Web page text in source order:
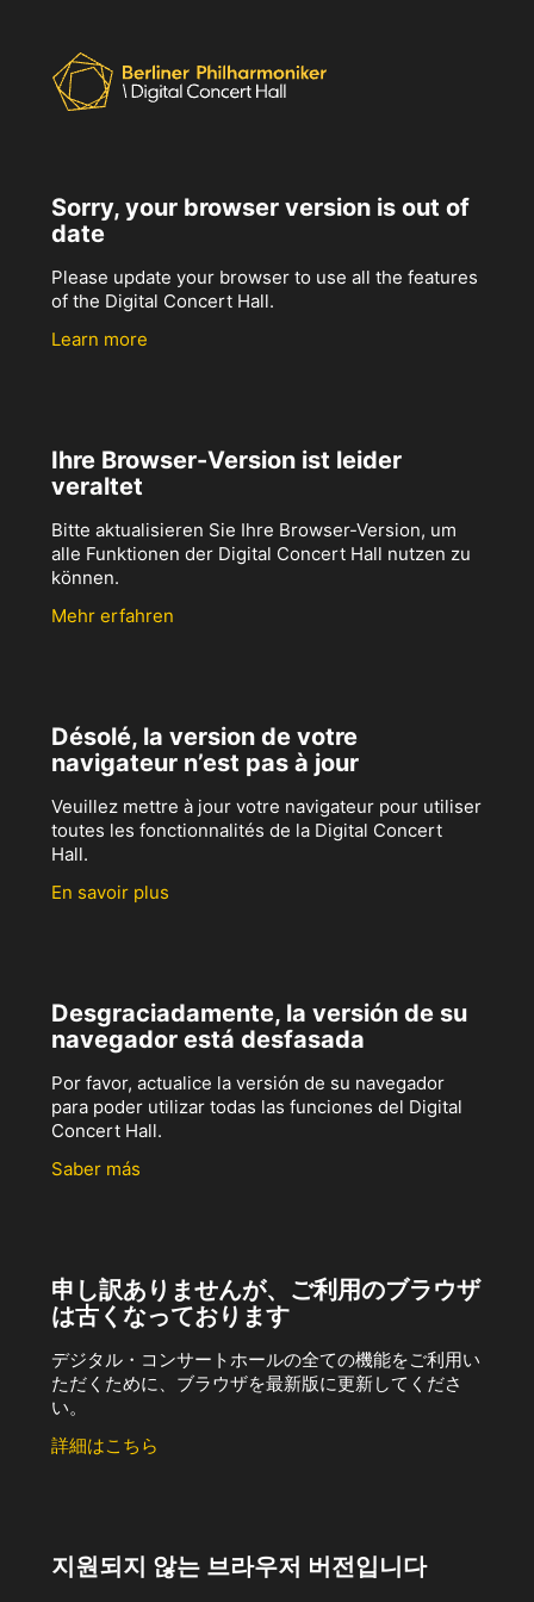
Sorry, your browser version is out of
date
Please update your browser to use all the features
of the Digital Concert Hall.
Learn more
Ihre Browser-Version ist leider
veraltet
Bitte aktualisieren Sie Ihre Browser-Version, um
alle Funktionen der Digital Concert Hall nutzen zu
können.
Mehr erfahren
Désolé, la version de votre
navigateur n’est pas à jour
Veuillez mettre à jour votre navigateur pour utiliser
toutes les fonctionnalités de la Digital Concert
Hall.
En savoir plus
Desgraciadamente, la versión de su
navegador está desfasada
Por favor, actualice la versión de su navegador
para poder utilizar todas las funciones del Digital
Concert Hall.
Saber más
申し訳ありませんが、ご利用のブラウザ
は古くなっております
デジタル・コンサートホールの全ての機能をご利用い
ただくために、ブラウザを最新版に更新してくださ
い。
詳細はこちら
지원되지 않는 브라우저 버전입니다